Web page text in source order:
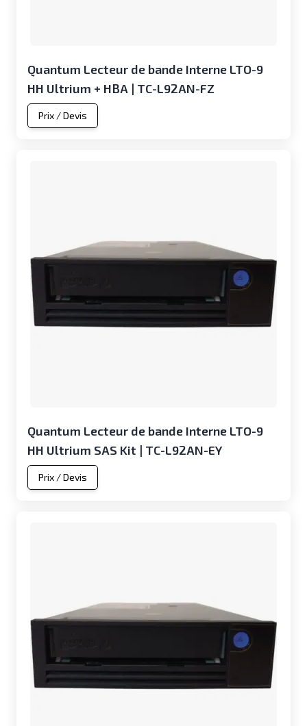
Quantum Lecteur de bande Interne LTO-9
HH Ultrium + HBA | TC-L92AN-FZ
Prix / Devis
Quantum Lecteur de bande Interne LTO-9
HH Ultrium SAS Kit | TC-L92AN-EY
Prix / Devis